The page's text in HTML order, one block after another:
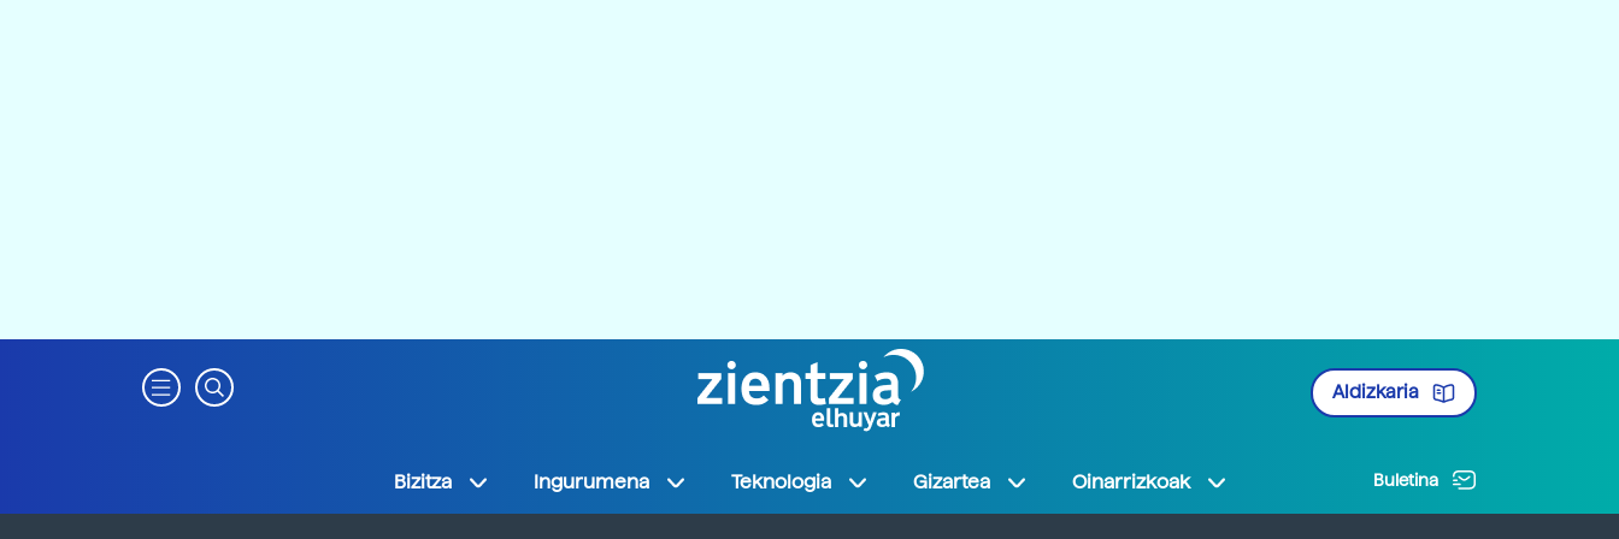
Aldizkaria
Bizitza Ingurumena Teknologia Gizartea Oinarrizkoak Buletina